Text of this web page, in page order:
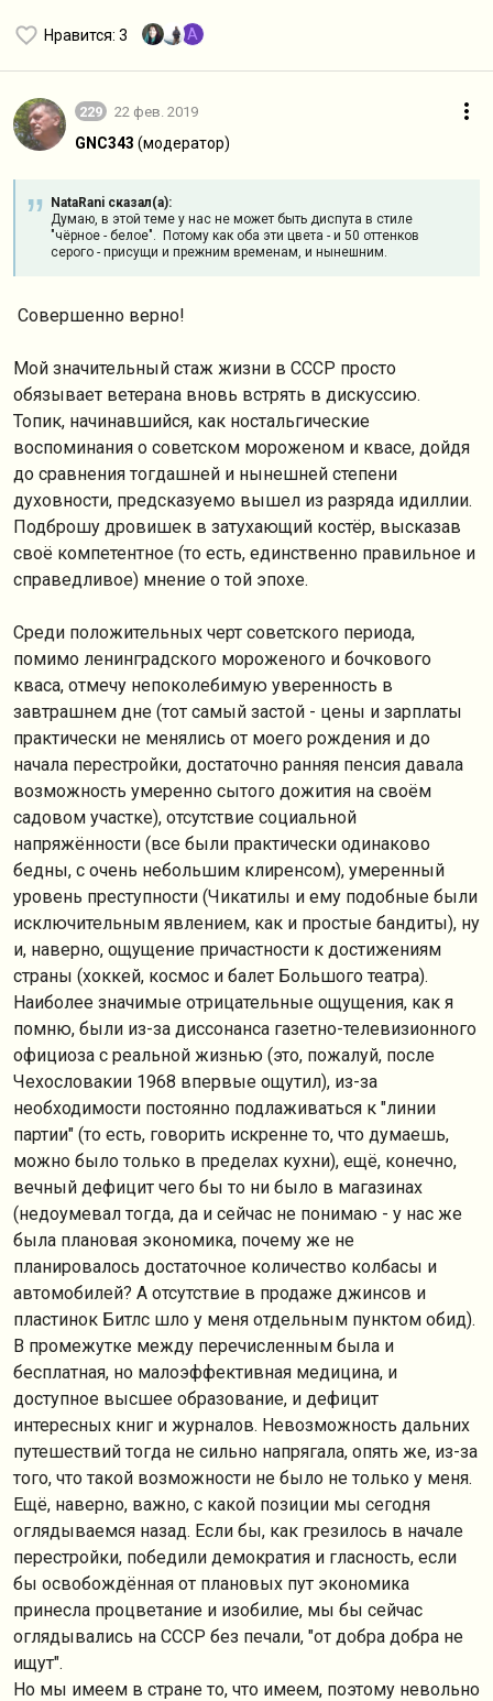
Нравится: 3 A
229 22 фев. 2019
GNC343 (модератор)
NataRani сказал(а):
Думаю, в этой теме у нас не может быть диспута в стиле
"чёрное - белое". Потому как оба эти цвета - и 50 оттенков
серого - присущи и прежним временам, и нынешним.
Совершенно верно!
Мой значительный стаж жизни в СССР просто
обязывает ветерана вновь встрять в дискуссию.
Топик, начинавшийся, как ностальгические
воспоминания о советском мороженом и квасе, дойдя
до сравнения тогдашней и нынешней степени
духовности, предсказуемо вышел из разряда идиллии.
Подброшу дровишек в затухающий костёр, высказав
своё компетентное (то есть, единственно правильное и
справедливое) мнение о той эпохе.
Среди положительных черт советского периода,
помимо ленинградского мороженого и бочкового
кваса, отмечу непоколебимую уверенность в
завтрашнем дне (тот самый застой - цены и зарплаты
практически не менялись от моего рождения и до
начала перестройки, достаточно ранняя пенсия давала
возможность умеренно сытого дожития на своём
садовом участке), отсутствие социальной
напряжённости (все были практически одинаково
бедны, с очень небольшим клиренсом), умеренный
уровень преступности (Чикатилы и ему подобные были
исключительным явлением, как и простые бандиты), ну
и, наверно, ощущение причастности к достижениям
страны (хоккей, космос и балет Большого театра).
Наиболее значимые отрицательные ощущения, как я
помню, были из-за диссонанса газетно-телевизионного
официоза с реальной жизнью (это, пожалуй, после
Чехословакии 1968 впервые ощутил), из-за
необходимости постоянно подлаживаться к "линии
партии" (то есть, говорить искренне то, что думаешь,
можно было только в пределах кухни), ещё, конечно,
вечный дефицит чего бы то ни было в магазинах
(недоумевал тогда, да и сейчас не понимаю - у нас же
была плановая экономика, почему же не
планировалось достаточное количество колбасы и
автомобилей? А отсутствие в продаже джинсов и
пластинок Битлс шло у меня отдельным пунктом обид).
В промежутке между перечисленным была и
бесплатная, но малоэффективная медицина, и
доступное высшее образование, и дефицит
интересных книг и журналов. Невозможность дальних
путешествий тогда не сильно напрягала, опять же, из-за
того, что такой возможности не было не только у меня.
Ещё, наверно, важно, с какой позиции мы сегодня
оглядываемся назад. Если бы, как грезилось в начале
перестройки, победили демократия и гласность, если
бы освобождённая от плановых пут экономика
принесла процветание и изобилие, мы бы сейчас
оглядывались на СССР без печали, "от добра добра не
ищут".
Но мы имеем в стране то, что имеем, поэтому невольно